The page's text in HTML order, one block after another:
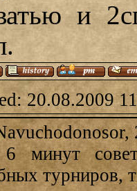
и
20.08.2009
минут
турниров,